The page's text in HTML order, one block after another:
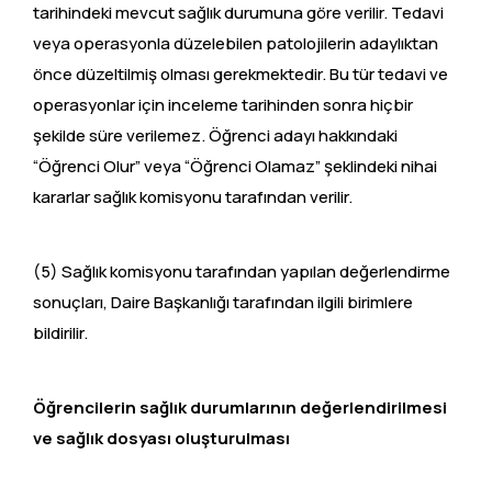
tarihindeki mevcut sağlık durumuna göre verilir. Tedavi
veya operasyonla düzelebilen patolojilerin adaylıktan
önce düzeltilmiş olması gerekmektedir. Bu tür tedavi ve
operasyonlar için inceleme tarihinden sonra hiçbir
şekilde süre verilemez. Öğrenci adayı hakkındaki
“Öğrenci Olur” veya “Öğrenci Olamaz” şeklindeki nihai
kararlar sağlık komisyonu tarafından verilir.
(5) Sağlık komisyonu tarafından yapılan değerlendirme
sonuçları, Daire Başkanlığı tarafından ilgili birimlere
bildirilir.
Öğrencilerin sağlık durumlarının değerlendirilmesi
ve sağlık dosyası oluşturulması